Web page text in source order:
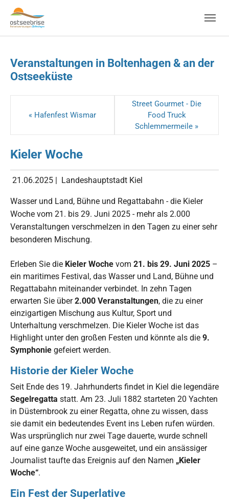
Skip to main navigation
Zum Hauptinhalt springen
Skip to page footer
Veranstaltungen in Boltenhagen & an der
Ostseeküste
« Hafenfest Wismar
Street Gourmet - Die
Food Truck
Schlemmermeile »
Kieler Woche
21.06.2025 | Landeshauptstadt Kiel
Wasser und Land, Bühne und Regattabahn - die Kieler
Woche vom 21. bis 29. Juni 2025 - mehr als 2.000
Veranstaltungen verschmelzen in den Tagen zu einer sehr
besonderen Mischung.
Erleben Sie die Kieler Woche vom 21. bis 29. Juni 2025 –
ein maritimes Festival, das Wasser und Land, Bühne und
Regattabahn miteinander verbindet. In zehn Tagen
erwarten Sie über2.000 Veranstaltungen, die zu einer
einzigartigen Mischung aus Kultur, Sport und
Unterhaltung verschmelzen. Die Kieler Woche ist das
Highlight unter den großen Festen und könnte als die 9.
Symphonie gefeiert werden.
Historie der Kieler Woche
Seit Ende des 19. Jahrhunderts findet in Kiel die legendäre
Segelregatta statt. Am 23. Juli 1882 starteten 20 Yachten
in Düsternbrook zu einer Regatta, ohne zu wissen, dass
sie damit ein bedeutendes Event ins Leben rufen würden.
Was ursprünglich nur zwei Tage dauerte, wurde schnell
auf eine ganze Woche ausgeweitet, und ein ansässiger
Journalist taufte das Ereignis auf den Namen „Kieler
Woche“.
Ein Fest der Superlative